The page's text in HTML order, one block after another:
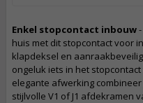
Enkel stopcontact inbouw
huis met dit stopcontact voor
klapdeksel en
ongeluk iets in het
elegante afwerking
stijlvolle V1 of J1 afdekramen